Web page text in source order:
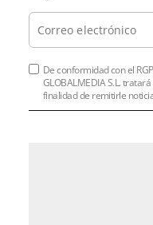
De conformidad con el
GLOBALMEDIA S.L.
finalidad de remitirle